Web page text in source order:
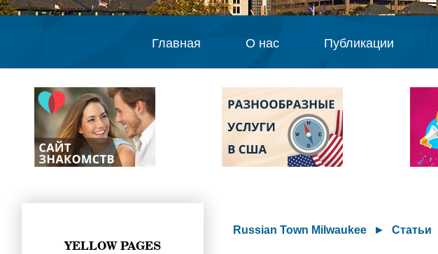
Главная О нас Публикации
YELLOW PAGES
Russian Town Milwaukee ► Статьи